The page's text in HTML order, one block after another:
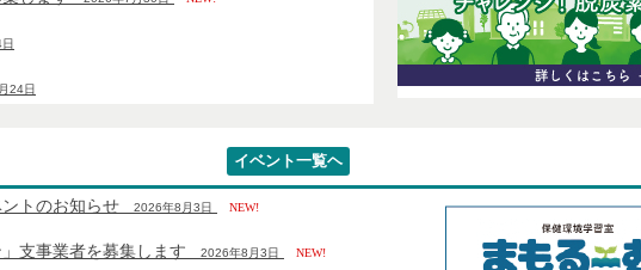
24日
トのお知らせ 2026年8月3日 NEW!
支事業者を募集します 2026年8月3日 NEW!
イベント一覧ヘ